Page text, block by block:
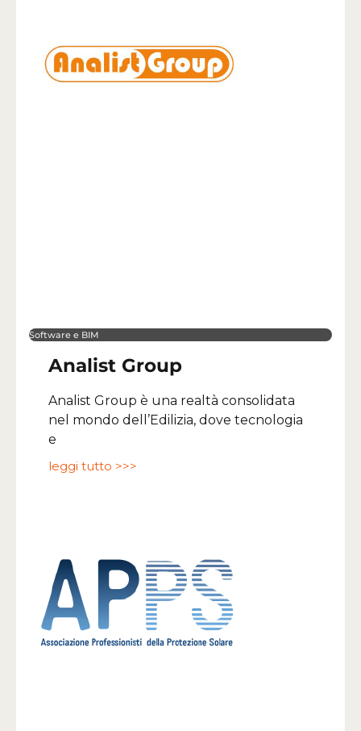
Software e BIM
Analist Group
Analist Group è una realtà consolidata
nel mondo dell’Edilizia, dove tecnologia
e
leggi tutto >>>